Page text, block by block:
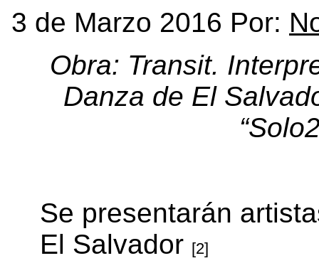
3 de Marzo 2016 Por:
Obra: Transit.
Danza de El
Se presentarán
El Salvador [2]